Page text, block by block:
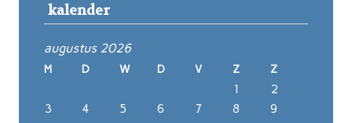
kalender
augustus 2026
M D W D V Z Z
1
2
3
4 5 6 7 8
9